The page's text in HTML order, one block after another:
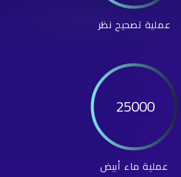
عملية تصحيح نظر
25000
عملية ماء أبيض